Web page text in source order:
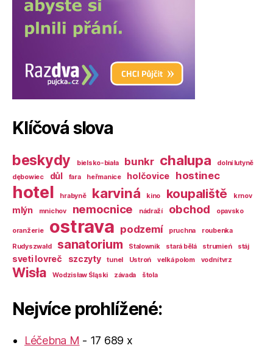
Klíčová slova
beskydy bielsko-biała bunkr chalupa
dolní lutyně
dębowiec
důl fara heřmanice holčovice hostinec
hotel hrabyně karviná kino koupaliště krnov
mlýn mnichov nemocnice nádraží obchod opavsko
oranžerie ostrava podzemí pruchna
roubenka
Rudyszwałd
sanatorium Stalownik stará bělá strumień stáj
sveti lovreč szczyty tunel Ustroń velká polom vodní tvrz
Wisła Wodzisław Śląski závada štola
Nejvíce prohlížené:
Léčebna M - 17 689 x